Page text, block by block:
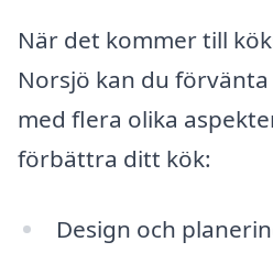
När det kommer till
Norsjö kan du
med flera olika
förbättra ditt kök:
Design och